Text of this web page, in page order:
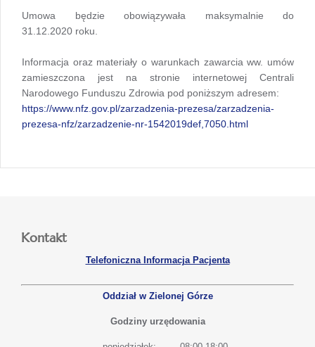
Umowa będzie obowiązywała maksymalnie do
31.12.2020 roku.
Informacja oraz materiały o warunkach zawarcia ww. umów
zamieszczona jest na stronie internetowej Centrali
Narodowego Funduszu Zdrowia pod poniższym adresem:
https://www.nfz.gov.pl/zarzadzenia-prezesa/zarzadzenia-
prezesa-nfz/zarzadzenie-nr-1542019def,7050.html
Kontakt
Telefoniczna Informacja Pacjenta
Oddział w Zielonej Górze
Godziny urzędowania